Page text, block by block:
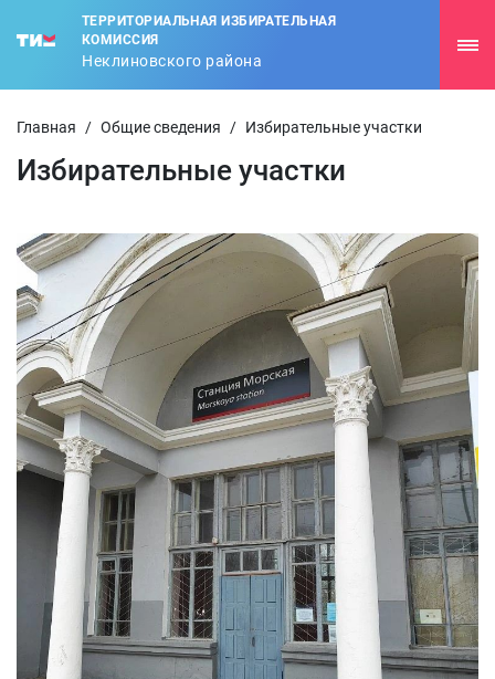
ТЕРРИТОРИАЛЬНАЯ ИЗБИРАТЕЛЬНАЯ
КОМИССИЯ
Неклиновского района
Главная / Общие сведения / Избирательные участки
Избирательные участки